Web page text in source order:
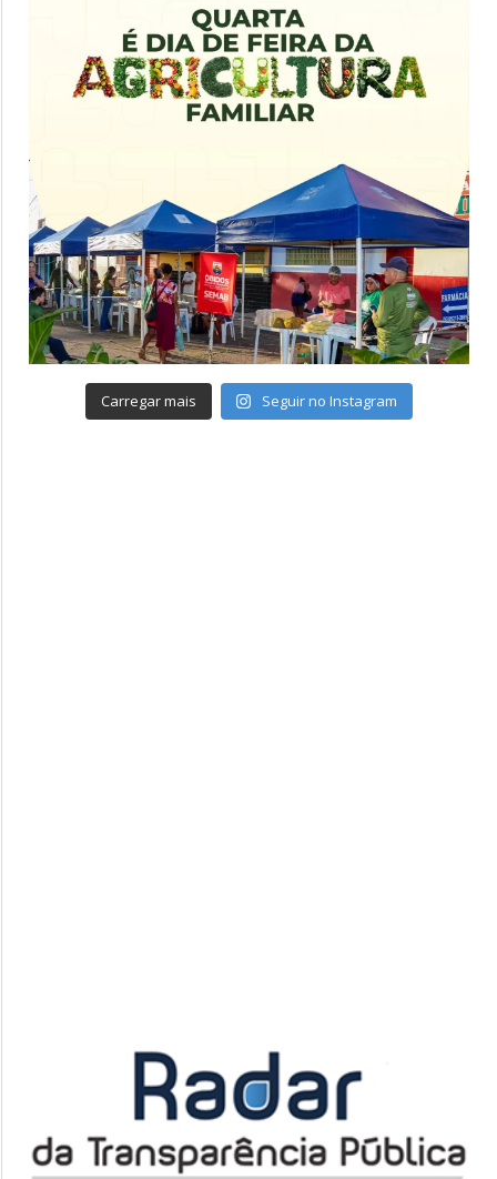
Carregar mais Seguir no Instagram